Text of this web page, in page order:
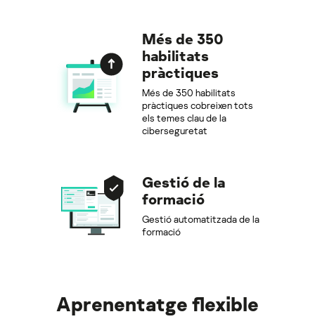
Més de 350
habilitats
pràctiques
Més de 350 habilitats
pràctiques cobreixen tots
els temes clau de la
ciberseguretat
Gestió de la
formació
Gestió automatitzada de la
formació
Aprenentatge flexible